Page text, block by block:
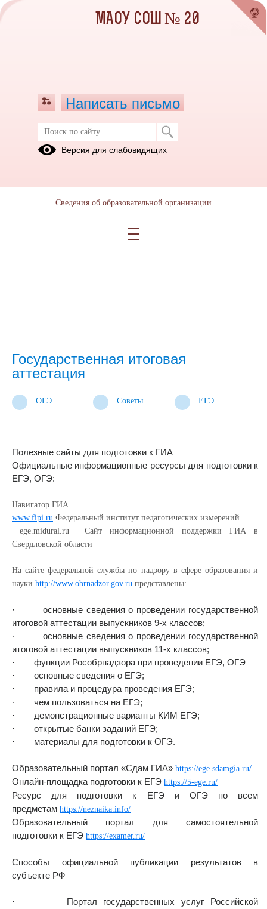
Государственная итоговая
аттестация
ОГЭ Советы ЕГЭ
Полезные сайты для подготовки к ГИА
Официальные информационные ресурсы для подготовки к
ЕГЭ, ОГЭ:
Навигатор ГИА
www.fipi.ru Федеральный институт педагогических измерений
ege.midural.ru Сайт информационной поддержки ГИА в
Свердловской области
На сайте федеральной службы по надзору в сфере образования и
науки http://www.obrnadzor.gov.ru представлены:
· основные сведения о проведении государственной
итоговой аттестации выпускников 9-х классов;
· основные сведения о проведении государственной
итоговой аттестации выпускников 11-х классов;
· функции Рособрнадзора при проведении ЕГЭ, ОГЭ
· основные сведения о ЕГЭ;
· правила и процедура проведения ЕГЭ;
· чем пользоваться на ЕГЭ;
· демонстрационные варианты КИМ ЕГЭ;
· открытые банки заданий ЕГЭ;
· материалы для подготовки к ОГЭ.
Образовательный портал «Сдам ГИА» https://ege.sdamgia.ru/
Онлайн-площадка подготовки к ЕГЭ https://5-ege.ru/
Ресурс для подготовки к ЕГЭ и ОГЭ по всем
предметам https://neznaika.info/
Образовательный портал для самостоятельной
подготовки к ЕГЭ https://examer.ru/
Способы официальной публикации результатов в
субъекте РФ
· Портал государственных услуг Российской
МАОУ СОШ № 20
Написать письмо
Версия для слабовидящих
Сведения об образовательной организации